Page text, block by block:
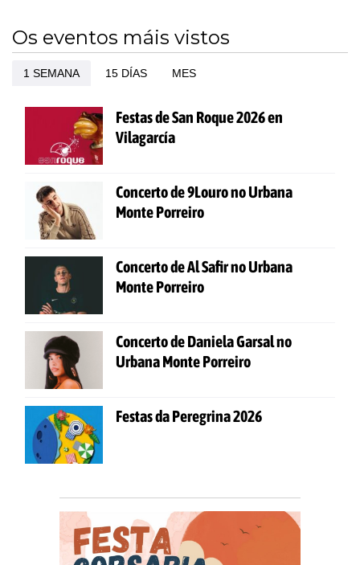
Os eventos máis vistos
1 SEMANA 15 DÍAS MES
Festas de San Roque 2026 en
Vilagarcía
Concerto de 9Louro no Urbana
Monte Porreiro
Concerto de Al Safir no Urbana
Monte Porreiro
Concerto de Daniela Garsal no
Urbana Monte Porreiro
Festas da Peregrina 2026